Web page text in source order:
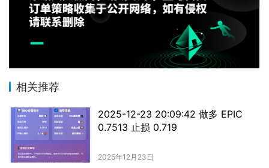
相关推荐
2025-12-23 20:09:42 做多 EPIC
0.7513 止损 0.719
2025年12月23日